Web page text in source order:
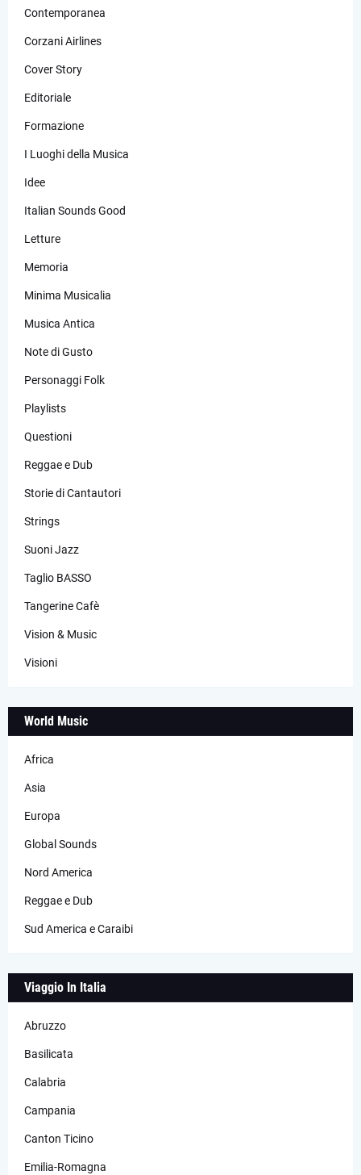
Contemporanea
Corzani Airlines
Cover Story
Editoriale
Formazione
I Luoghi della Musica
Idee
Italian Sounds Good
Letture
Memoria
Minima Musicalia
Musica Antica
Note di Gusto
Personaggi Folk
Playlists
Questioni
Reggae e Dub
Storie di Cantautori
Strings
Suoni Jazz
Taglio BASSO
Tangerine Cafè
Vision & Music
Visioni
World Music
Africa
Asia
Europa
Global Sounds
Nord America
Reggae e Dub
Sud America e Caraibi
Viaggio In Italia
Abruzzo
Basilicata
Calabria
Campania
Canton Ticino
Emilia-Romagna